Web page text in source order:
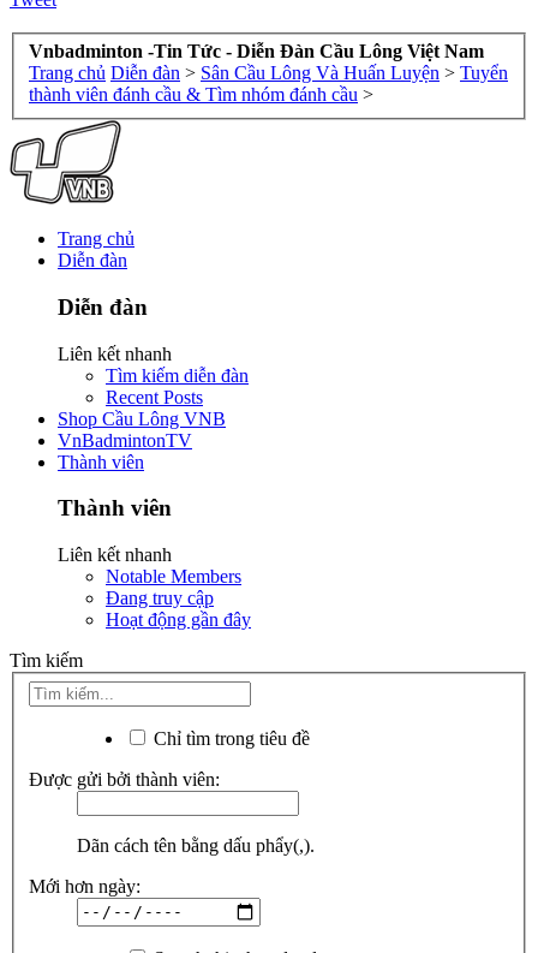
Vnbadminton -Tin Tức - Diễn Đàn Cầu Lông Việt Nam
Trang chủ Diễn đàn > Sân Cầu Lông Và Huấn Luyện > Tuyển
thành viên đánh cầu & Tìm nhóm đánh cầu >
Trang chủ
Diễn đàn
Diễn đàn
Liên kết nhanh
Tìm kiếm diễn đàn
Recent Posts
Shop Cầu Lông VNB
VnBadmintonTV
Thành viên
Thành viên
Liên kết nhanh
Notable Members
Đang truy cập
Hoạt động gần đây
Tìm kiếm
Chỉ tìm trong tiêu đề
Được gửi bởi thành viên:
Dãn cách tên bằng dấu phẩy(,).
Mới hơn ngày: